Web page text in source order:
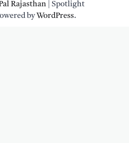
Rajasthan | Spotlight
byWordPress.